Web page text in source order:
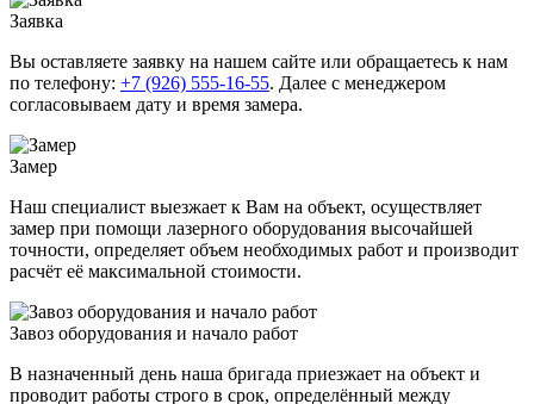
Заявка
Вы оставляете заявку на нашем сайте или обращаетесь к нам
по телефону: +7 (926) 555-16-55. Далее с менеджером
согласовываем дату и время замера.
Замер
Наш специалист выезжает к Вам на объект, осуществляет
замер при помощи лазерного оборудования высочайшей
точности, определяет объем необходимых работ и производит
расчёт её максимальной стоимости.
Завоз оборудования и нaчaло paбoт
В назначенный день наша бригада приезжает на объект и
проводит работы строго в срок, определённый между